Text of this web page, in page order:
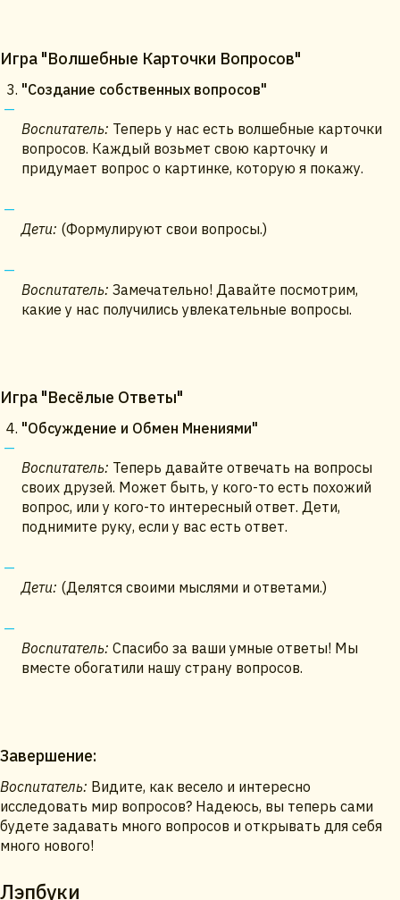
Игра "Волшебные Карточки Вопросов"
"Создание собственных вопросов"
Воспитатель: Теперь у нас есть волшебные карточки
вопросов. Каждый возьмет свою карточку и
придумает вопрос о картинке, которую я покажу.
Дети: (Формулируют свои вопросы.)
Воспитатель: Замечательно! Давайте посмотрим,
какие у нас получились увлекательные вопросы.
Игра "Весёлые Ответы"
"Обсуждение и Обмен Мнениями"
Воспитатель: Теперь давайте отвечать на вопросы
своих друзей. Может быть, у кого-то есть похожий
вопрос, или у кого-то интересный ответ. Дети,
поднимите руку, если у вас есть ответ.
Дети: (Делятся своими мыслями и ответами.)
Воспитатель: Спасибо за ваши умные ответы! Мы
вместе обогатили нашу страну вопросов.
Завершение:
Воспитатель: Видите, как весело и интересно
исследовать мир вопросов? Надеюсь, вы теперь сами
будете задавать много вопросов и открывать для себя
много нового!
Лэпбуки